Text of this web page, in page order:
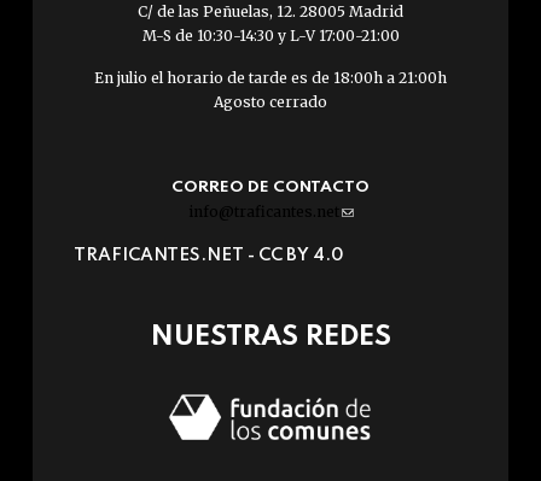
C/ de las Peñuelas, 12. 28005 Madrid
M-S de 10:30-14:30 y L-V 17:00-21:00
En julio el horario de tarde es de 18:00h a 21:00h
Agosto cerrado
CORREO DE CONTACTO
info@traficantes.net (link
e-
TRAFICANTES.NET - CC BY 4.0
NUESTRAS REDES